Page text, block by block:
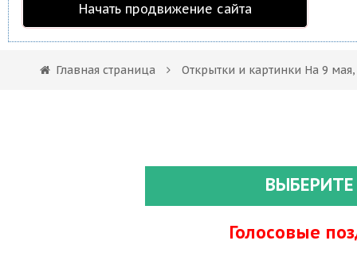
Начать продвижение сайта
Главная страница Открытки и картинки На 9
Голосовые